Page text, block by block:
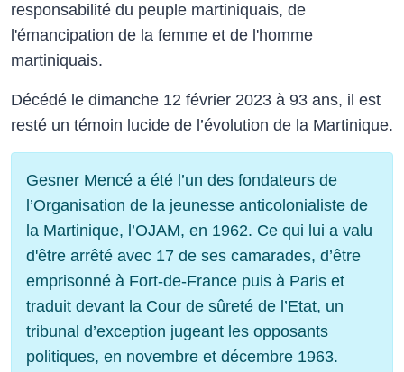
responsabilité du peuple martiniquais, de
l'émancipation de la femme et de l'homme
martiniquais.
Décédé le dimanche 12 février 2023 à 93 ans, il est
resté un témoin lucide de l’évolution de la Martinique.
Gesner Mencé a été l’un des fondateurs de
l’Organisation de la jeunesse anticolonialiste de
la Martinique, l’OJAM, en 1962. Ce qui lui a valu
d'être arrêté avec 17 de ses camarades, d’être
emprisonné à Fort-de-France puis à Paris et
traduit devant la Cour de sûreté de l’Etat, un
tribunal d’exception jugeant les opposants
politiques, en novembre et décembre 1963.